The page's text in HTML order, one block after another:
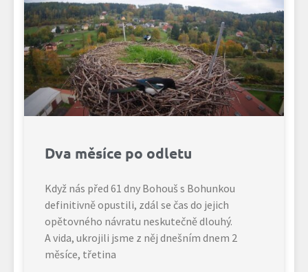
Dva měsíce po odletu
Když nás před 61 dny Bohouš s Bohunkou
definitivně opustili, zdál se čas do jejich
opětovného návratu neskutečně dlouhý.
A vida, ukrojili jsme z něj dnešním dnem 2
měsíce, třetina